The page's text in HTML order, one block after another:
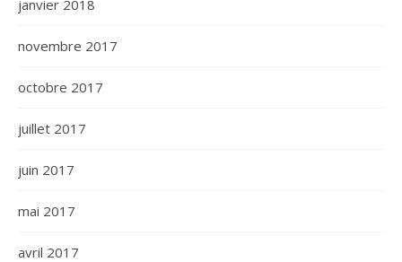
janvier 2018
novembre 2017
octobre 2017
juillet 2017
juin 2017
mai 2017
avril 2017